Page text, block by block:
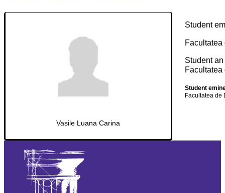
Vasile Luana Carina
Student
Facultatea
Student
Facultatea
Student
Facultatea de